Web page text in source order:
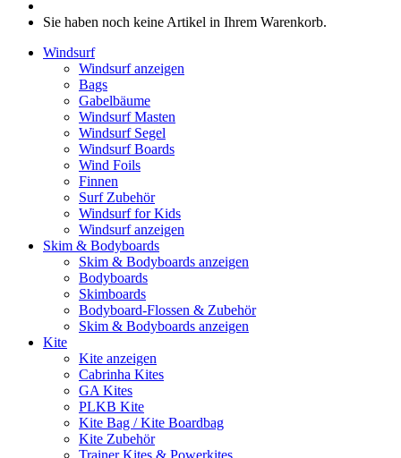
Sie haben noch keine Artikel in Ihrem Warenkorb.
Windsurf
Windsurf anzeigen
Bags
Gabelbäume
Windsurf Masten
Windsurf Segel
Windsurf Boards
Wind Foils
Finnen
Surf Zubehör
Windsurf for Kids
Windsurf anzeigen
Skim & Bodyboards
Skim & Bodyboards anzeigen
Bodyboards
Skimboards
Bodyboard-Flossen & Zubehör
Skim & Bodyboards anzeigen
Kite
Kite anzeigen
Cabrinha Kites
GA Kites
PLKB Kite
Kite Bag / Kite Boardbag
Kite Zubehör
Trainer Kites & Powerkites